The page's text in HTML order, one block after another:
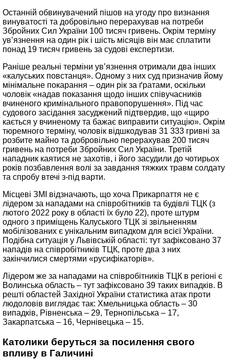
Останній обвинувачений пішов на угоду про визнання
винуватості та добровільно перерахував на потреби
Збройних Сил України 100 тисяч гривень. Окрім терміну
ув’язнення на один рік і шість місяців він має сплатити
понад 19 тисяч гривень за судові експертизи.
Раніше реальні терміни ув’язнення отримали два інших
«калуських повстанця». Одному з них суд призначив йому
мінімальне покарання – один рік за ґратами, оскільки
чоловік «надав показання щодо інших співучасників
вчиненого кримінального правопорушення». Під час
судового засідання засуджений підтвердив, що «щиро
кається у вчиненому та бажає виправити ситуацію». Окрім
тюремного терміну, чоловік відшкодував 31 333 гривні за
розбите майно та добровільно перерахував 200 тисяч
гривень на потреби Збройних Сил України. Третій
нападник каятися не захотів, і його засудили до чотирьох
років позбавлення волі за завдання тяжких травм солдату
та спробу втечі з-під варти.
Місцеві ЗМІ відзначають, що хоча Прикарпаття не є
лідером за нападами на співробітників та будівлі ТЦК (з
лютого 2022 року в області їх було 22), проте штурм
одного з приміщень Калуського ТЦК зі звільненням
мобілізованих є унікальним випадком для всієї України.
Подібна ситуація у Львівській області: тут зафіксовано 37
нападів на співробітників ТЦК, проте два з них
закінчилися смертями «русифікаторів».
Лідером же за нападами на співробітників ТЦК в регіоні є
Волинська область – тут зафіксовано 39 таких випадків. В
решті областей Західної України статистика атак проти
людоловів виглядає так: Хмельницька область – 30
випадків, Рівненська – 29, Тернопільська – 17,
Закарпатська – 16, Чернівецька – 15.
Католики беруться за посилення свого
впливу в Галичині